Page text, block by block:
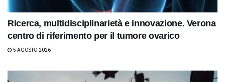
Ricerca, multidisciplinarietà e innovazione. Verona
centro di riferimento per il tumore ovarico
5 AGOSTO 2026